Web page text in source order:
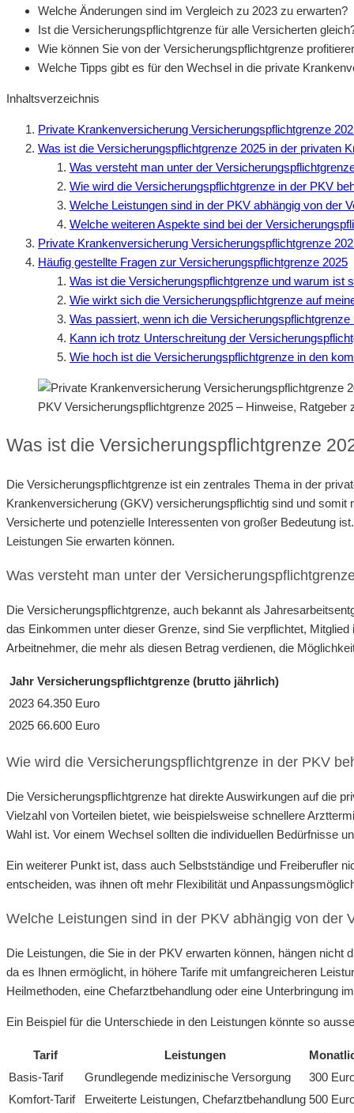
Welche Änderungen sind im Vergleich zu 2023 zu erwarten?
Ist die Versicherungspflichtgrenze für alle Versicherten
Wie können Sie von der Versicherungspflichtgrenze
Welche Tipps gibt es für den Wechsel in die private
Inhaltsverzeichnis
Private Krankenversicherung Versicherungspflichtgrenze
Was ist die Versicherungspflichtgrenze 2025 in der privaten
Was versteht man unter der
Wie wird die Versicherungspflichtgrenze in der PKV
Welche Leistungen sind in der PKV abhängig von der
Welche weiteren Aspekte sind bei der
Private Krankenversicherung Versicherungspflichtgrenze
Häufig gestellte Fragen zur Versicherungspflichtgrenze 2025
Was ist die Versicherungspflichtgrenze und warum ist
Wie wirkt sich die Versicherungspflichtgrenze auf
Was passiert, wenn ich die Versicherungspflichtgrenze
Kann ich trotz Unterschreitung der
Wie hoch ist die Versicherungspflichtgrenze in den
PKV Versicherungspflichtgrenze 2025 – Hinweise,
Was ist die Versicherungspflichtgrenze
Die Versicherungspflichtgrenze ist ein zentrales Thema in der
Krankenversicherung (GKV) versicherungspflichtig sind und
Versicherte und potenzielle Interessenten von großer Bedeutung
Leistungen Sie erwarten können.
Was versteht man unter der
Die Versicherungspflichtgrenze, auch bekannt als
das Einkommen unter dieser Grenze, sind Sie verpflichtet,
Arbeitnehmer, die mehr als diesen Betrag verdienen, die
Jahr Versicherungspflichtgrenze (brutto jährlich)
2023 64.350 Euro
2025 66.600 Euro
Wie wird die Versicherungspflichtgrenze in der PKV
Die Versicherungspflichtgrenze hat direkte Auswirkungen auf die
Vielzahl von Vorteilen bietet, wie beispielsweise schnellere
Wahl ist. Vor einem Wechsel sollten die individuellen Bedürfnisse
Ein weiterer Punkt ist, dass auch Selbstständige und Freiberufler
entscheiden, was ihnen oft mehr Flexibilität und
Welche Leistungen sind in der PKV abhängig von der
Die Leistungen, die Sie in der PKV erwarten können, hängen
da es Ihnen ermöglicht, in höhere Tarife mit umfangreicheren
Heilmethoden, eine Chefarztbehandlung oder eine Unterbringung
Ein Beispiel für die Unterschiede in den Leistungen könnte so
Tarif Leistungen
Basis-Tarif
Grundlegende medizinische Versorgung
300
Komfort-Tarif
Erweiterte Leistungen, Chefarztbehandlung 500